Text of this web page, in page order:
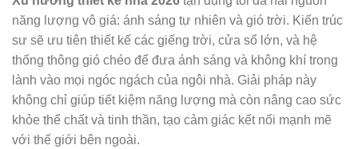
năng lượng vô giá: ánh sáng tự nhiên và gió trời. Kiến trúc
sư sẽ ưu tiên thiết kế các giếng trời, cửa sổ lớn, và hệ
thống thông gió chéo để đưa ánh sáng và không khí trong
lành vào mọi ngóc ngách của ngôi nhà. Giải pháp này
không chỉ giúp tiết kiệm năng lượng mà còn nâng cao sức
khỏe thể chất và tinh thần, tạo cảm giác kết nối mạnh mẽ
với thế giới bên ngoài.